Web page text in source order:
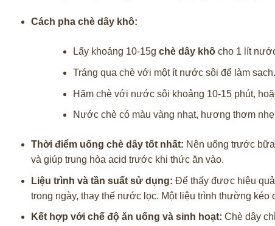
Cách pha chè dây khô:
Lấy khoảng 10-15g chè dây khôcho 1 lít
Tráng qua chè với một ít nước sôi để làm sạch.
Hãm chè với nước sôi khoảng 10-15 phút,
Nước chè có màu vàng nhạt, hương thơm
Thời điểm uống chè dây tốt nhất: Nên uống trước
và giúp trung hòa acid trước khi thức ăn vào.
Liệu trình và tần suất sử dụng: Để thấy được hiệu
trong ngày, thay thế nước lọc. Một liệu trình thường
Kết hợp với chế độ ăn uống và sinh hoạt: Chè dây